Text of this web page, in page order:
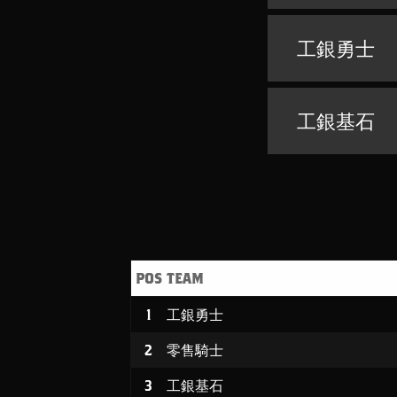
工銀勇士
工銀基石
POS TEAM
1 工銀勇士
2 零售騎士
3 工銀基石